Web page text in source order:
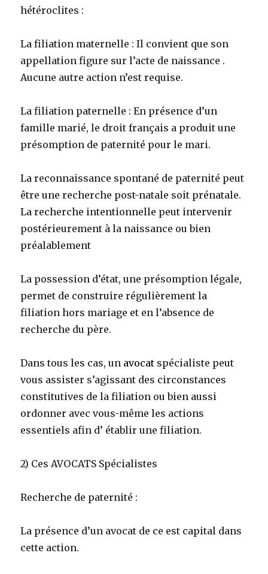
hétéroclites :
La filiation maternelle : Il convient que son
appellation figure sur l’acte de naissance .
Aucune autre action n’est requise.
La filiation paternelle : En présence d’un
famille marié, le droit français a produit une
présomption de paternité pour le mari.
La reconnaissance spontané de paternité peut
être une recherche post-natale soit prénatale.
La recherche intentionnelle peut intervenir
postérieurement à la naissance ou bien
préalablement
La possession d’état, une présomption légale,
permet de construire régulièrement la
filiation hors mariage et en l’absence de
recherche du père.
Dans tous les cas, un avocat spécialiste peut
vous assister s’agissant des circonstances
constitutives de la filiation ou bien aussi
ordonner avec vous-même les actions
essentiels afin d’ établir une filiation.
2) Ces AVOCATS Spécialistes
Recherche de paternité :
La présence d’un avocat de ce est capital dans
cette action.